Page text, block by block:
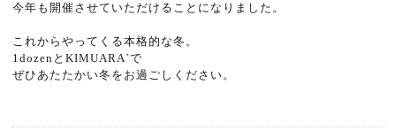
今年も開催させていただけることになりました。
これからやってくる本格的な冬。
1dozenとKIMUARA`で
ぜひあたたかい冬をお過ごしください。